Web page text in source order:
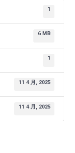
1
6 MB
1
11 4 月, 2025
11 4 月, 2025